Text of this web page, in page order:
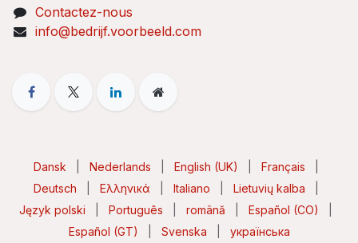
Contactez-nous
info@bedrijf.voorbeeld.com
Dansk Nederlands English (UK) Français
Deutsch
Ελληνικά Italiano Lietuvių kalba
Język polski
Português română Español (CO)
Español (GT)
Svenska українська